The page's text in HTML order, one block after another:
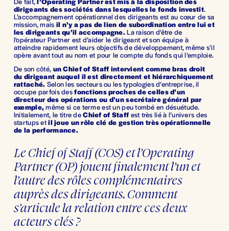
dirigeants des sociétés dans lesquelles le fonds investit.
L’accompagnement opérationnel des dirigeants est au cœur de sa
mission, mais il n’y a pas de lien de subordination entre lui et
les dirigeants qu’il accompagne. La raison d'être de
l'opérateur Partner est d’aider le dirigeant et son équipe à
atteindre rapidement leurs objectifs de développement, même s’il
opère avant tout au nom et pour le compte du fonds qui l’emploie.
De son côté, un Chief of Staff intervient comme bras droit
du dirigeant auquel il est directement et hiérarchiquement
rattaché. Selon les secteurs ou les typologies d’entreprise, il
occupe parfois des fonctions proches de celles d’un
directeur des opérations ou d’un secrétaire général par
exemple, même si ce terme est un peu tombé en désuétude.
Initialement, le titre de Chief of Staff est très lié à l’univers des
startups et il joue un rôle clé de gestion très opérationnelle
de la performance.
Le Chief of Staff (COS) et l’Operating
Partner (OP) jouent finalement l’un et
l’autre des rôles complémentaires
auprès des dirigeants. Comment
s’articule la relation entre ces deux
acteurs clés ?